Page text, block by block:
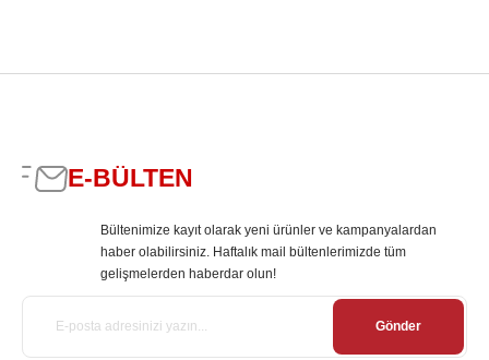
E-BÜLTEN
Bültenimize kayıt olarak yeni ürünler ve kampanyalardan
haber olabilirsiniz. Haftalık mail bültenlerimizde tüm
gelişmelerden haberdar olun!
Gönder